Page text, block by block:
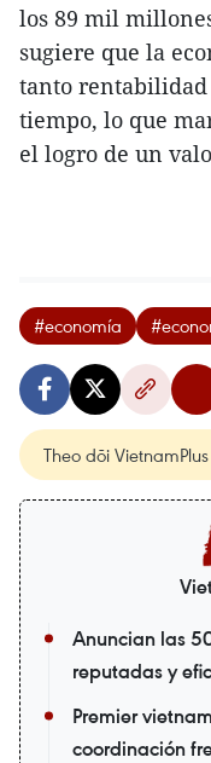
los 89 mil
sugiere que la
tanto
tiempo, lo que
el logro de un
#economía
Theo dõi VietnamPlus
Anuncian las
reputadas y
Premier
coordinación